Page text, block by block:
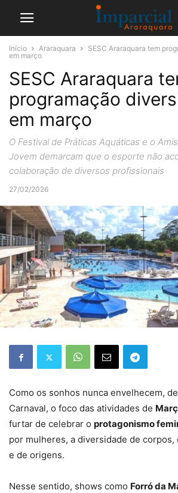
Início Araraquara
SESC Araraquara tem
em março
SESC Araraquara
programação
em março
O Festival de Práticas Aquáticas e o
Jovem demarcam que o esporte não
colaboração de diversos profissionais
27/02/2026
Como os sonhos nunca envelhecem,
Carnaval, o foco das atividades de
furtar de celebrar o protagonismo
por mulheres, a diversidade de corpos,
e de origens.
Nesse sentido, shows como Forró da